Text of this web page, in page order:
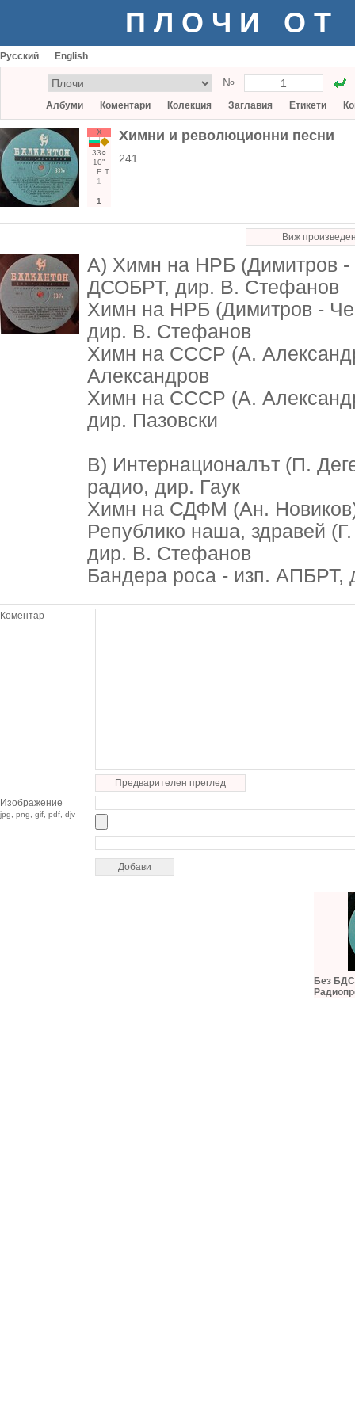
ПЛОЧИ ОТ
Русский English
№
Албуми Коментари Колекция Заглавия Етикети
Х
33○
10"
Е Т
1
1
Химни и революционни песни
241
Виж
А) Химн на НРБ (Димитров -
ДСОБРТ, дир. В. Стефанов
Химн на НРБ (Димитров -
дир. В. Стефанов
Химн на СССР (А.
Александров
Химн на СССР (А.
дир. Пазовски
В) Интернационалът (П.
радио, дир. Гаук
Химн на СДФМ (Ан.
Републико наша, здравей
дир. В. Стефанов
Бандера роса - изп.
Коментар
Предварителен преглед
Изображение
jpg, png, gif, pdf, djv
Без